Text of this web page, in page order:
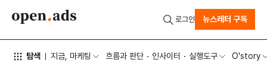
탐색 지금, 마케팅 흐름과 판단 인사이터 실행도구 O'story
로그인 뉴스레터 구독